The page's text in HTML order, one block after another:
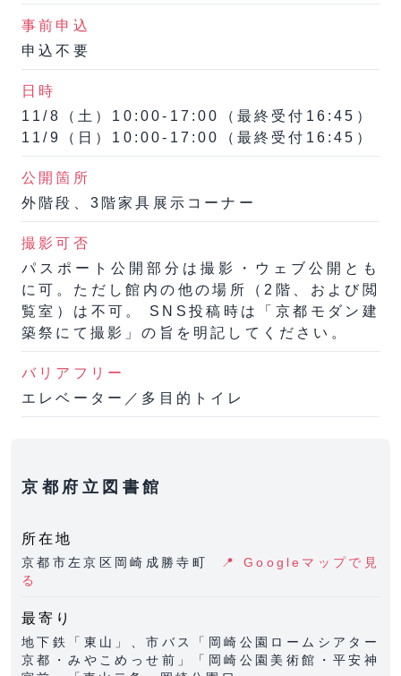
事前申込
申込不要
日時
11/8（土）10:00-17:00（最終受付16:45）
11/9（日）10:00-17:00（最終受付16:45）
公開箇所
外階段、3階家具展示コーナー
撮影可否
パスポート公開部分は撮影・ウェブ公開とも
に可。ただし館内の他の場所（2階、および閲
覧室）は不可。 SNS投稿時は「京都モダン建
築祭にて撮影」の旨を明記してください。
バリアフリー
エレベーター／多目的トイレ
京都府立図書館
所在地
京都市左京区岡崎成勝寺町
📍 Googleマップで見
る
最寄り
地下鉄「東山」、市バス「岡崎公園ロームシアター
京都・みやこめっせ前」「岡崎公園美術館・平安神